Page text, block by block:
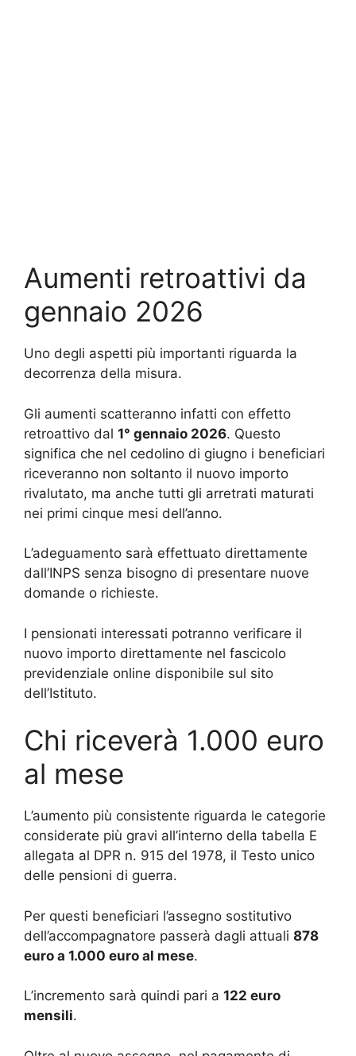
Aumenti retroattivi da
gennaio 2026
Uno degli aspetti più importanti riguarda la
decorrenza della misura.
Gli aumenti scatteranno infatti con effetto
retroattivo dal 1° gennaio 2026. Questo
significa che nel cedolino di giugno i beneficiari
riceveranno non soltanto il nuovo importo
rivalutato, ma anche tutti gli arretrati maturati
nei primi cinque mesi dell’anno.
L’adeguamento sarà effettuato direttamente
dall’INPS senza bisogno di presentare nuove
domande o richieste.
I pensionati interessati potranno verificare il
nuovo importo direttamente nel fascicolo
previdenziale online disponibile sul sito
dell’Istituto.
Chi riceverà 1.000 euro
al mese
L’aumento più consistente riguarda le categorie
considerate più gravi all’interno della tabella E
allegata al DPR n. 915 del 1978, il Testo unico
delle pensioni di guerra.
Per questi beneficiari l’assegno sostitutivo
dell’accompagnatore passerà dagli attuali 878
euro a 1.000 euro al mese.
L’incremento sarà quindi pari a 122 euro
mensili.